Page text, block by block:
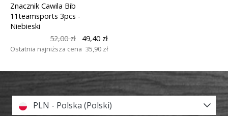
Znacznik Cawila Bib
11teamsports 3pcs -
Niebieski
52,00 zł
49,40 zł
Ostatnia najniższa cena 35,90 zł
PLN - Polska (Polski)